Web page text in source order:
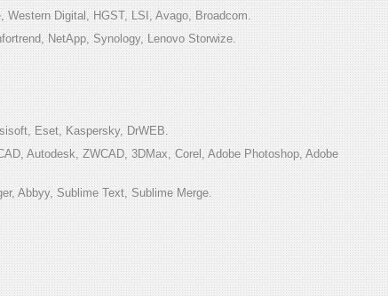
Digital, HGST, LSI, Avago, Broadcom.
NetApp, Synology, Lenovo Storwize.
Eset, Kaspersky, DrWEB.
Autodesk, ZWCAD, 3DMax, Corel, Adobe Photoshop, Adobe
Abbyy, Sublime Text, Sublime Merge.